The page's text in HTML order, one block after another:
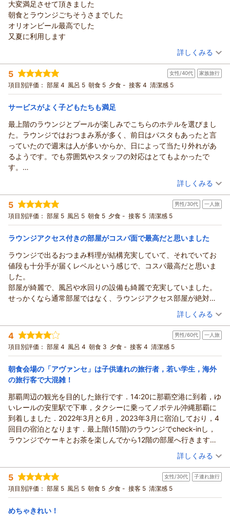
大変満足させて頂きました
朝食とラウンジごちそうさまでした
オリオンビール最高でした
又夏に利用します
（投稿日：2026/04/30）
宿泊時期： 2026年03月宿泊 (家族旅行)
投稿者： しんちゃんさん
宿泊プラン： 【じゃらんのお得な10日間】30日前限定最大15％OFF！最上
階ラウンジで過ごす大人旅☆朝食ブッフェ付！
ツイン 朝のみ
宿泊価格帯： 7,001～8,000円(大人一人あたり/税込)
詳しくみる
5 女性/40代 家族旅行
項目別評価： 部屋 4 風呂 5 朝食 5 夕食 - 接客 4 清潔感 5
サービスがよく子どもたちも満足
最上階のラウンジとプールが楽しみでこちらのホテルを選びまし
た。ラウンジではおつまみ系が多く、前日はパスタもあったと言
っていたので週末は人が多いからか、日によって当たり外れがあ
るようです。でも雰囲気やスタッフの対応はとてもよかったで
す。
3月下旬の屋外プールは冷たく震えながら入ったので、温水が良か
ったです。もしくは事前に寒い日は寒いと教えてほしかったで
す。
部屋のドアの建て付けが外れてたので、自力で直しましたが、ち
ゃんとチェックしてほしかったです。
美味しくいただきました。
（投稿日：2026/04/30）
宿泊時期： 2026年03月宿泊 (家族旅行)
投稿者： さやすけさん
宿泊プラン： 好評につき延長！【7周年記念プラン】最上階ラウンジアクセ
ス付お部屋へ無料GUP＜返金・変更不可＞朝食込
ツイン 朝のみ
宿泊価格帯： 11,001～12,000円(大人一人あたり/税込)
詳しくみる
5 男性/30代 一人旅
項目別評価： 部屋 5 風呂 5 朝食 5 夕食 - 接客 5 清潔感 5
ラウンジアクセス付きの部屋がコスパ面で最高だと思いました
ラウンジで出るおつまみ料理が結構充実していて、それでいてお
値段も十分手が届くレベルという感じで、コスパ最高だと思いま
した。
部屋が綺麗で、風呂や水回りの設備も綺麗で充実していました。
せっかくなら通常部屋ではなく、ラウンジアクセス部屋が絶対お
（投稿日：2026/04/28）
宿泊時期： 2026年04月宿泊 (一人旅)
投稿者： yoshi-munechika-89さん
宿泊プラン： 【じゃらん限定！特別価格】期間限定！最上階プレミアラウン
ジアクセス付！さらに朝食もついてお得♪
ツイン 朝のみ
宿泊価格帯： 16,001～17,000円(大人一人あたり/税込)
詳しくみる
4 男性/60代 一人旅
項目別評価： 部屋 4 風呂 4 朝食 3 夕食 - 接客 4 清潔感 5
朝食会場の「アヴァンセ」は子供連れの旅行者，若い学生，海外
の旅行客で大混雑！
那覇周辺の観光を目的した旅行です．14:20に那覇空港に到着，ゆ
いレールの安里駅で下車，タクシーに乗ってノボテル沖縄那覇に
到着しました．2022年3月と6月，2023年3月に宿泊しており，4
回目の宿泊となります．最上階(15階)のラウンジでcheck-inし，
ラウンジでケーキとお茶を楽しんでから12階の部屋へ行きます．
部屋は綺麗・清潔ですが，バスルームがガラス張り(目隠しのスク
リーンは有り)なのは今一つです．16:00から国際通りを散策し，
松尾2丁目の路地にある南イタリアの家庭料理バル「JOJO'S」に
入ります．イワシ料理，ムール貝の白ワイン蒸し，白インゲン豆
のペペロンチーノを美味しく食しました．ホテルに戻り18:30頃か
れる若い人が多く，前回(2023年)の宿泊時と比べて騒がしく感じ
（投稿日：2026/04/28）
宿泊時期： 2026年03月宿泊 (一人旅)
投稿者： 賀茂川逍遥さん
宿泊プラン： 【じゃらんスペシャルウィーク】ポイント10%付！まるで天
空。最上階プレミアラウンジアクセス付♪／朝食込
ツイン 朝のみ
宿泊価格帯： 11,001～12,000円(大人一人あたり/税込)
詳しくみる
5 女性/30代 子連れ旅行
項目別評価： 部屋 5 風呂 5 朝食 5 夕食 - 接客 5 清潔感 5
めちゃきれい！